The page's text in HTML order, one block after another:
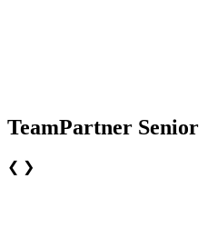
TeamPartner Senior
❮ ❯